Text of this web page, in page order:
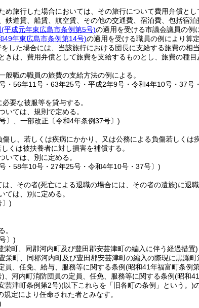
め旅行した場合においては、その旅行について費用弁償とし
鉄道賃、船賃、航空賃、その他の交通費、宿泊費、包括宿
(平成元年東広島市条例第5号)の適用を受ける市議会議員の例
49年東広島市条例第14号)の適用を受ける職員の例により算
した場合には、当該旅行における団長に支給する旅費の相
きは、費用弁償として旅費を支給するものとし、旅費の種
職の職員の旅費の支給方法の例による。
・56年11号・63年25号・平成2年9号・令和4年10号・37号
要な被服等を貸与する。
いては、規則で定める。
〕、一部改正〔令和4年条例37号〕)
し、若しくは疾病にかかり、又は公務による負傷若しく
くは被扶養者に対し損害を補償する。
いては、別に定める。
・58年10号・27年25号・令和4年10号・37号〕)
は、その者(死亡による退職の場合には、その者の遺族)に退
ては、別に定める。
〕)
。
〕)
町、同郡河内町及び豊田郡安芸津町の編入に伴う経過措置)
栄町、同郡河内町及び豊田郡安芸津町の編入の際現に黒瀬
員、任免、給与、服務等に関する条例(昭和41年福富町条例
) 、河内町消防団員の定員、任免、服務等に関する条例(昭和
芸津町条例第2号)(以下これらを「旧各町の条例」という。)
規定により任命された者とみなす。